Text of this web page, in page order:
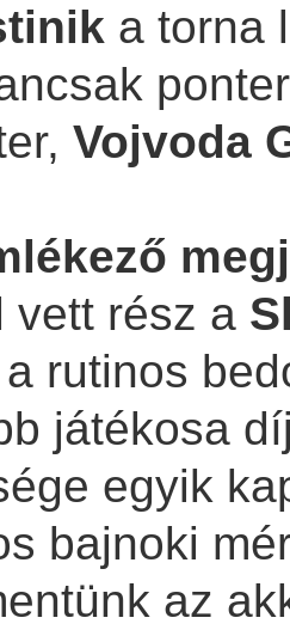
a torna
Vojvoda
vett rész a
rutinos
játékosa
egyik
bajnoki
az